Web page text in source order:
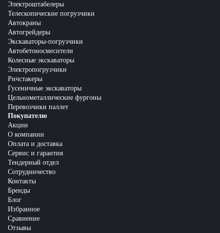
Электроштабелеры
Телескопические погрузчики
Автокраны
Автогрейдеры
Экскаваторы-погрузчики
Автобетоносмесители
Колесные экскаваторы
Электропогрузчики
Ричстакеры
Гусеничные экскаваторы
Цельнометаллические фургоны
Перевозчики паллет
Покупателю
Акции
О компании
Оплата и доставка
Сервис и гарантия
Тендерный отдел
Сотрудничество
Контакты
Бренды
Блог
Избранное
Сравнение
Отзывы